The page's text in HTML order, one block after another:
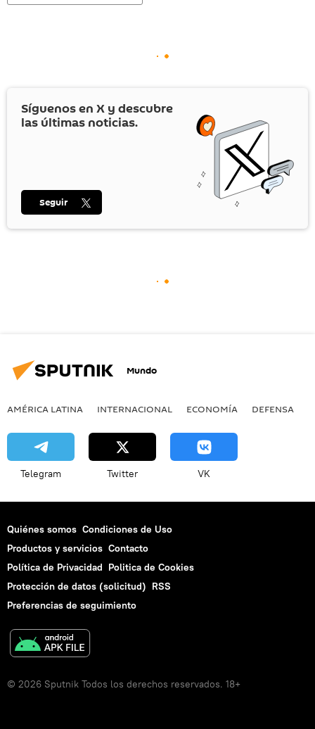
Síguenos en X y descubre
las últimas noticias.
Seguir
Mundo
AMÉRICA LATINA INTERNACIONAL ECONOMÍA DEFENSA
Telegram Twitter VK
Quiénes somos Condiciones de Uso
Productos y servicios Contacto
Política de Privacidad Politica de Cookies
Protección de datos (solicitud) RSS
Preferencias de seguimiento
© 2026 Sputnik Todos los derechos reservados. 18+